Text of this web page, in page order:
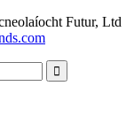
Futur, Ltd